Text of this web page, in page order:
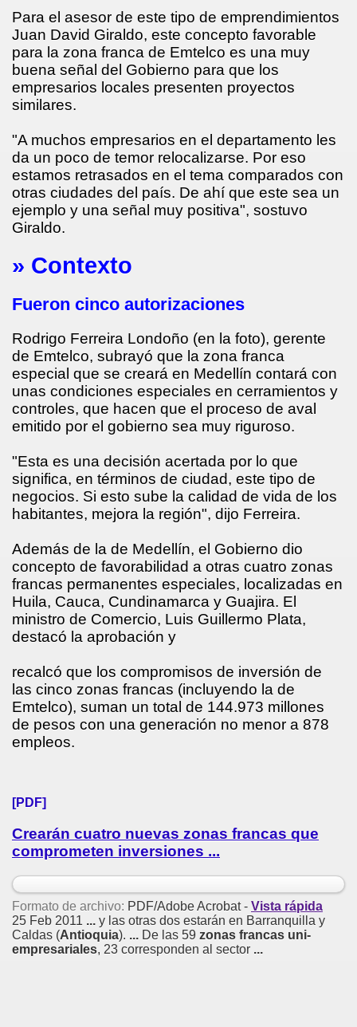
Para el asesor de este tipo de emprendimientos
Juan David Giraldo, este concepto favorable
para la zona franca de Emtelco es una muy
buena señal del Gobierno para que los
empresarios locales presenten proyectos
similares.
"A muchos empresarios en el departamento les
da un poco de temor relocalizarse. Por eso
estamos retrasados en el tema comparados con
otras ciudades del país. De ahí que este sea un
ejemplo y una señal muy positiva", sostuvo
Giraldo.
» Contexto
Fueron cinco autorizaciones
Rodrigo Ferreira Londoño (en la foto), gerente
de Emtelco, subrayó que la zona franca
especial que se creará en Medellín contará con
unas condiciones especiales en cerramientos y
controles, que hacen que el proceso de aval
emitido por el gobierno sea muy riguroso.
"Esta es una decisión acertada por lo que
significa, en términos de ciudad, este tipo de
negocios. Si esto sube la calidad de vida de los
habitantes, mejora la región", dijo Ferreira.
Además de la de Medellín, el Gobierno dio
concepto de favorabilidad a otras cuatro zonas
francas permanentes especiales, localizadas en
Huila, Cauca, Cundinamarca y Guajira. El
ministro de Comercio, Luis Guillermo Plata,
destacó la aprobación y
recalcó que los compromisos de inversión de
las cinco zonas francas (incluyendo la de
Emtelco), suman un total de 144.973 millones
de pesos con una generación no menor a 878
empleos.
[PDF]
Crearán cuatro nuevas zonas francas que
comprometen inversiones ...
Formato de archivo: PDF/Adobe Acrobat - Vista rápida
25 Feb 2011 ... y las otras dos estarán en Barranquilla y
Caldas (Antioquia). ... De las 59 zonas francas uni-
empresariales, 23 corresponden al sector ...